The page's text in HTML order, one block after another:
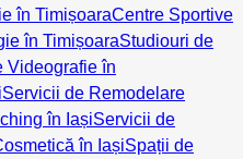
în TimișoaraCentre Sportive
în TimișoaraStudiouri de
Videografie în
Servicii de Remodelare
în IașiServicii de
în IașiSpații de